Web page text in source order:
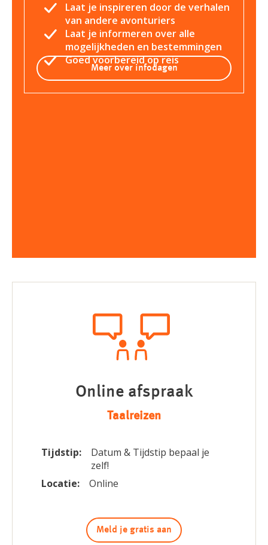
Laat je inspireren door de verhalen
van andere avonturiers
Laat je informeren over alle
mogelijkheden en bestemmingen
Goed voorbereid op reis
Meer over infodagen
Online afspraak
Taalreizen
Tijdstip:
Datum & Tijdstip bepaal je
zelf!
Locatie:
Online
Meld je gratis aan